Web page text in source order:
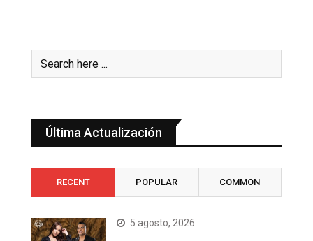
Última Actualización
RECENT POPULAR COMMON
5 agosto, 2026